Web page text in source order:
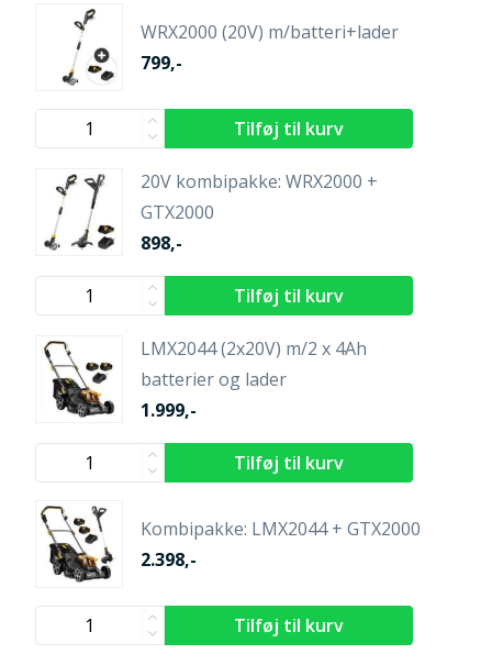
WRX2000 (20V) m/batteri+lader
799,-
20V kombipakke: WRX2000 +
GTX2000
898,-
LMX2044 (2x20V) m/2 x 4Ah
batterier og lader
1.999,-
Kombipakke: LMX2044 + GTX2000
2.398,-